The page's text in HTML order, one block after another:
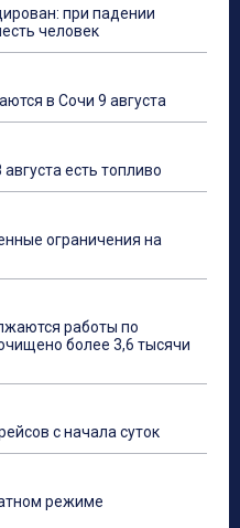
при падении
человек
в Сочи 9 августа
есть топливо
ограничения на
работы по
более 3,6 тысячи
с начала суток
режиме